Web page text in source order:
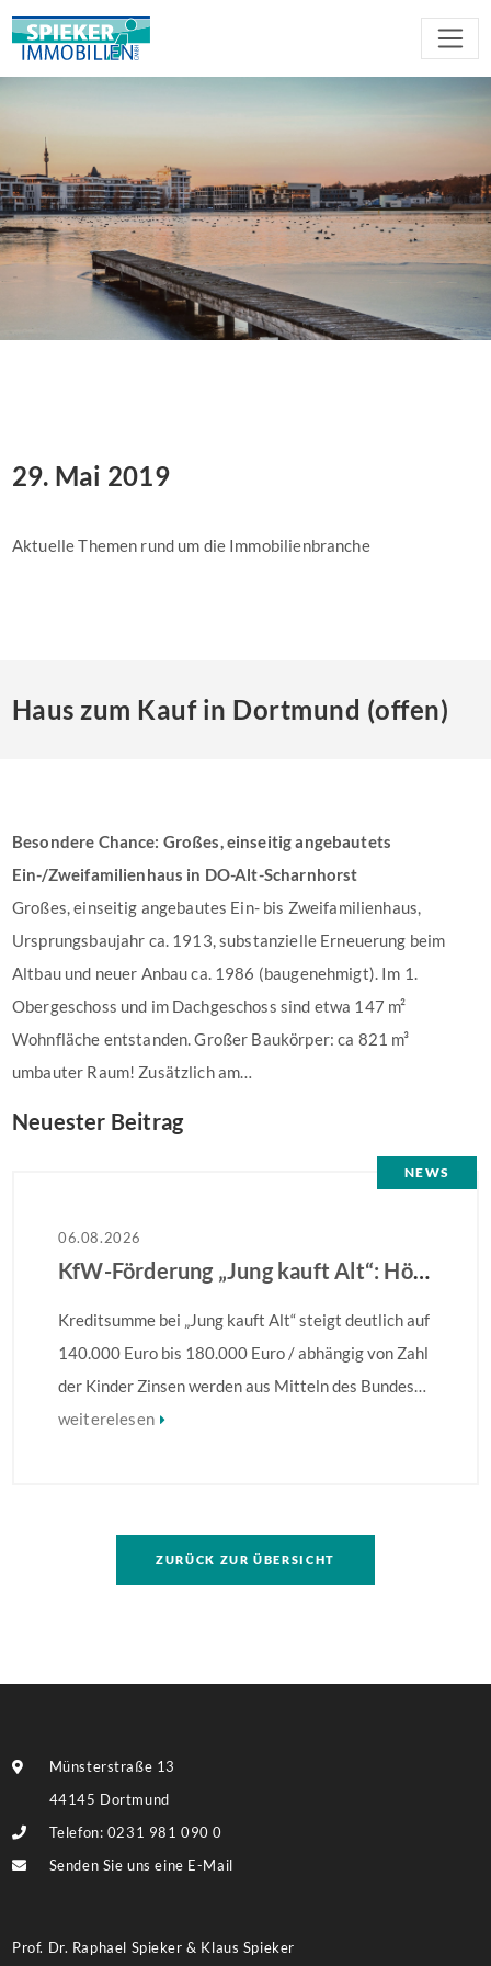
29. Mai 2019
Aktuelle Themen rund um die Immobilienbranche
Haus zum Kauf in Dortmund (offen)
Besondere Chance: Großes, einseitig angebautets
Ein-/Zweifamilienhaus in DO-Alt-Scharnhorst
Großes, einseitig angebautes Ein- bis Zweifamilienhaus,
Ursprungsbaujahr ca. 1913, substanzielle Erneuerung beim
Altbau und neuer Anbau ca. 1986 (baugenehmigt). Im 1.
Obergeschoss und im Dachgeschoss sind etwa 147 m²
Wohnfläche entstanden. Großer Baukörper: ca 821 m³
umbauter Raum! Zusätzlich am…
Neuester Beitrag
NEWS
06.08.2026
KfW-Förderung „Jung kauft Alt“: Höhere Kredite ab August 2026
Kreditsumme bei „Jung kauft Alt“ steigt deutlich auf
140.000 Euro bis 180.000 Euro / abhängig von Zahl
der Kinder Zinsen werden aus Mitteln des Bundes
verbilligt: Heutiger Zins bei 0,53 Prozent effektiv
Sanierung in Einzelmaßnahmen […]
weiterelesen
ZURÜCK ZUR ÜBERSICHT
Münsterstraße 13
44145 Dortmund
Telefon: 0231 981 090 0
Senden Sie uns eine E-Mail
Prof. Dr. Raphael Spieker & Klaus Spieker